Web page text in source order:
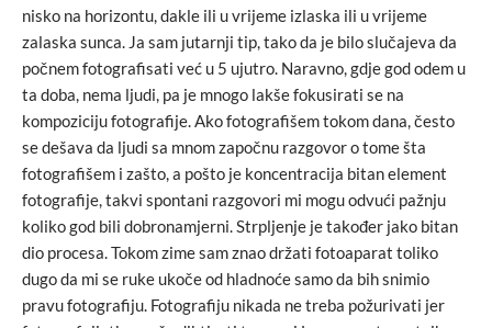
nisko na horizontu, dakle ili u vrijeme izlaska ili u vrijeme
zalaska sunca. Ja sam jutarnji tip, tako da je bilo slučajeva da
počnem fotografisati već u 5 ujutro. Naravno, gdje god odem u
ta doba, nema ljudi, pa je mnogo lakše fokusirati se na
kompoziciju fotografije. Ako fotografišem tokom dana, često
se dešava da ljudi sa mnom započnu razgovor o tome šta
fotografišem i zašto, a pošto je koncentracija bitan element
fotografije, takvi spontani razgovori mi mogu odvući pažnju
koliko god bili dobronamjerni. Strpljenje je također jako bitan
dio procesa. Tokom zime sam znao držati fotoaparat toliko
dugo da mi se ruke ukoče od hladnoće samo da bih snimio
pravu fotografiju. Fotografiju nikada ne treba požurivati jer